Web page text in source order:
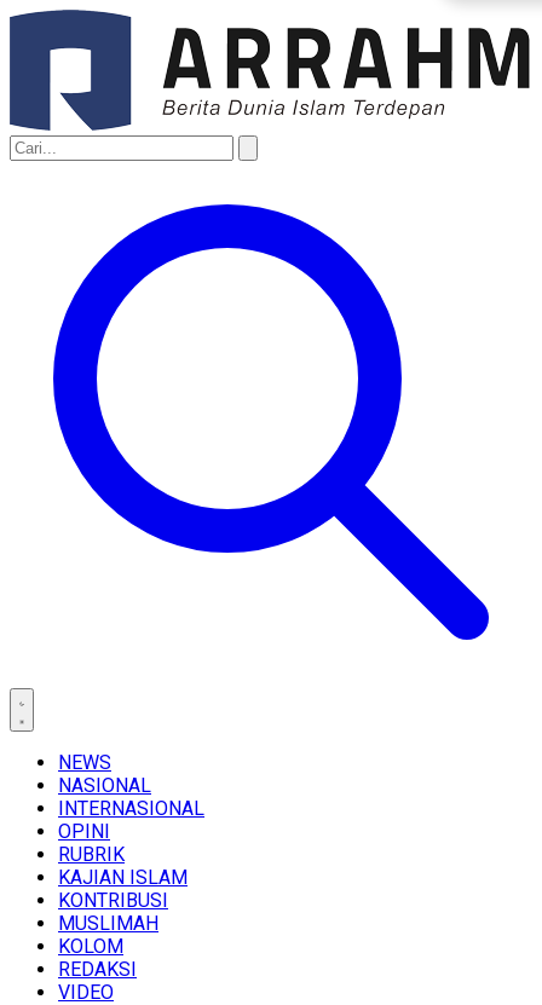
NEWS
NASIONAL
INTERNASIONAL
OPINI
RUBRIK
KAJIAN ISLAM
KONTRIBUSI
MUSLIMAH
KOLOM
REDAKSI
VIDEO